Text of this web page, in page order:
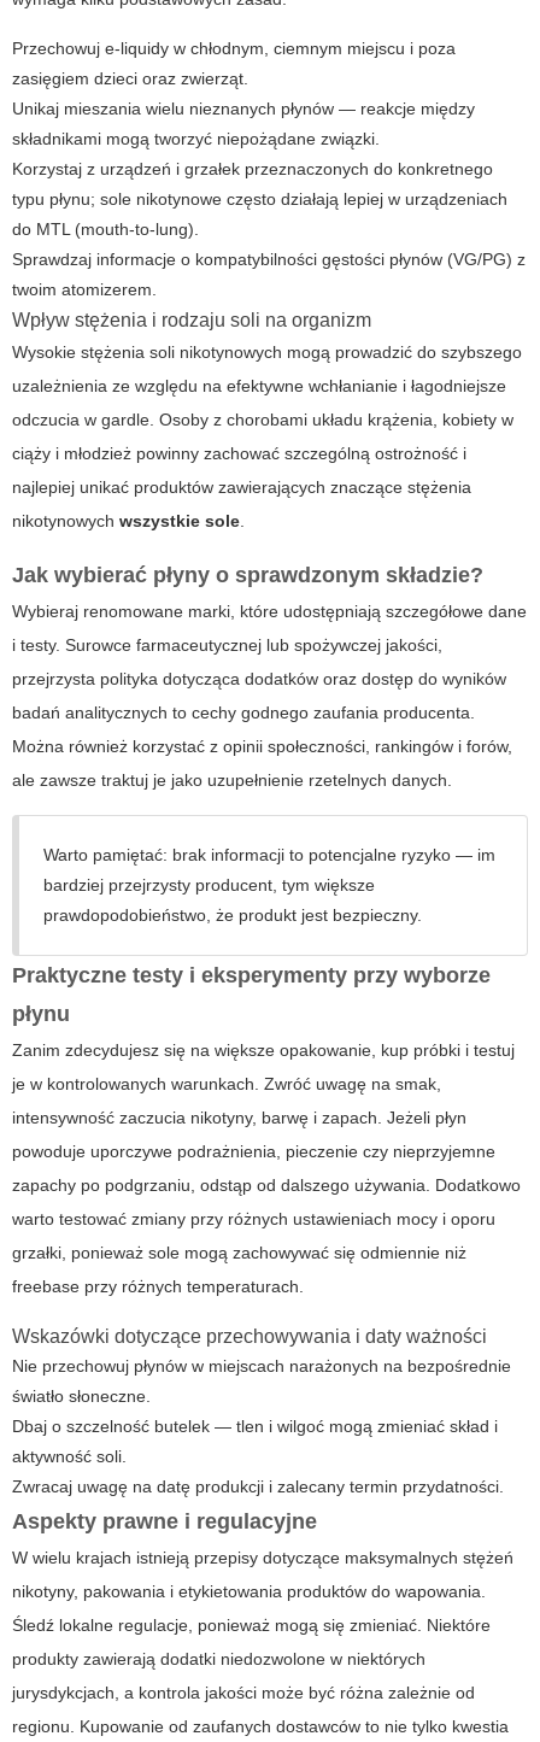
Przechowuj e-liquidy w chłodnym, ciemnym miejscu i poza
zasięgiem dzieci oraz zwierząt.
Unikaj mieszania wielu nieznanych płynów — reakcje między
składnikami mogą tworzyć niepożądane związki.
Korzystaj z urządzeń i grzałek przeznaczonych do konkretnego
typu płynu; sole nikotynowe często działają lepiej w urządzeniach
do MTL (mouth-to-lung).
Sprawdzaj informacje o kompatybilności gęstości płynów (VG/PG) z
twoim atomizerem.
Wpływ stężenia i rodzaju soli na organizm
Wysokie stężenia soli nikotynowych mogą prowadzić do szybszego
uzależnienia ze względu na efektywne wchłanianie i łagodniejsze
odczucia w gardle. Osoby z chorobami układu krążenia, kobiety w
ciąży i młodzież powinny zachować szczególną ostrożność i
najlepiej unikać produktów zawierających znaczące stężenia
nikotynowych wszystkie sole.
Jak wybierać płyny o sprawdzonym składzie?
Wybieraj renomowane marki, które udostępniają szczegółowe dane
i testy. Surowce farmaceutycznej lub spożywczej jakości,
przejrzysta polityka dotycząca dodatków oraz dostęp do wyników
badań analitycznych to cechy godnego zaufania producenta.
Można również korzystać z opinii społeczności, rankingów i forów,
ale zawsze traktuj je jako uzupełnienie rzetelnych danych.
Warto pamiętać: brak informacji to potencjalne ryzyko — im
bardziej przejrzysty producent, tym większe
prawdopodobieństwo, że produkt jest bezpieczny.
Praktyczne testy i eksperymenty przy wyborze
płynu
Zanim zdecydujesz się na większe opakowanie, kup próbki i testuj
je w kontrolowanych warunkach. Zwróć uwagę na smak,
intensywność zaczucia nikotyny, barwę i zapach. Jeżeli płyn
powoduje uporczywe podrażnienia, pieczenie czy nieprzyjemne
zapachy po podgrzaniu, odstąp od dalszego używania. Dodatkowo
warto testować zmiany przy różnych ustawieniach mocy i oporu
grzałki, ponieważ sole mogą zachowywać się odmiennie niż
freebase przy różnych temperaturach.
Wskazówki dotyczące przechowywania i daty ważności
Nie przechowuj płynów w miejscach narażonych na bezpośrednie
światło słoneczne.
Dbaj o szczelność butelek — tlen i wilgoć mogą zmieniać skład i
aktywność soli.
Zwracaj uwagę na datę produkcji i zalecany termin przydatności.
Aspekty prawne i regulacyjne
W wielu krajach istnieją przepisy dotyczące maksymalnych stężeń
nikotyny, pakowania i etykietowania produktów do wapowania.
Śledź lokalne regulacje, ponieważ mogą się zmieniać. Niektóre
produkty zawierają dodatki niedozwolone w niektórych
jurysdykcjach, a kontrola jakości może być różna zależnie od
regionu. Kupowanie od zaufanych dostawców to nie tylko kwestia